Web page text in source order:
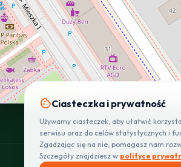
cookieCiasteczka i prywatność
Używamy ciasteczek, aby ułatwić
serwisu oraz do celów statystycznych i
Zgadzając się na nie, pomagasz nam
Szczegóły znajdziesz w polityce